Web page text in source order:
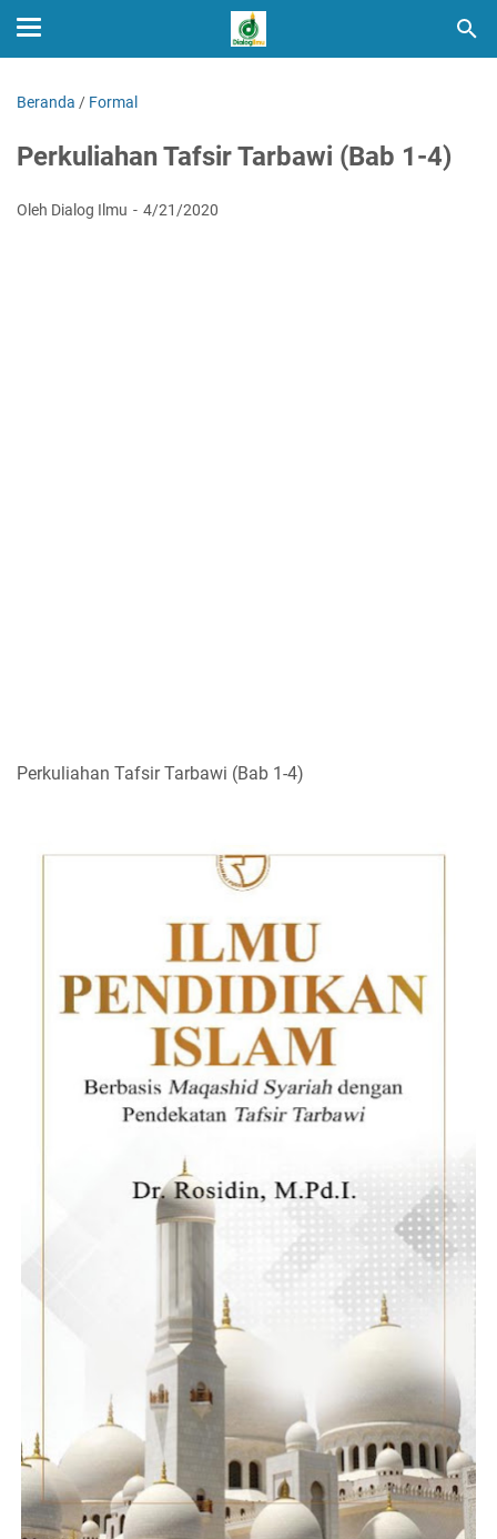
Beranda / Formal
Perkuliahan Tafsir Tarbawi (Bab 1-4)
Oleh Dialog Ilmu 4/21/2020
Perkuliahan Tafsir Tarbawi (Bab 1-4)